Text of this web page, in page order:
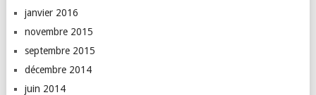
janvier 2016
novembre 2015
septembre 2015
décembre 2014
juin 2014